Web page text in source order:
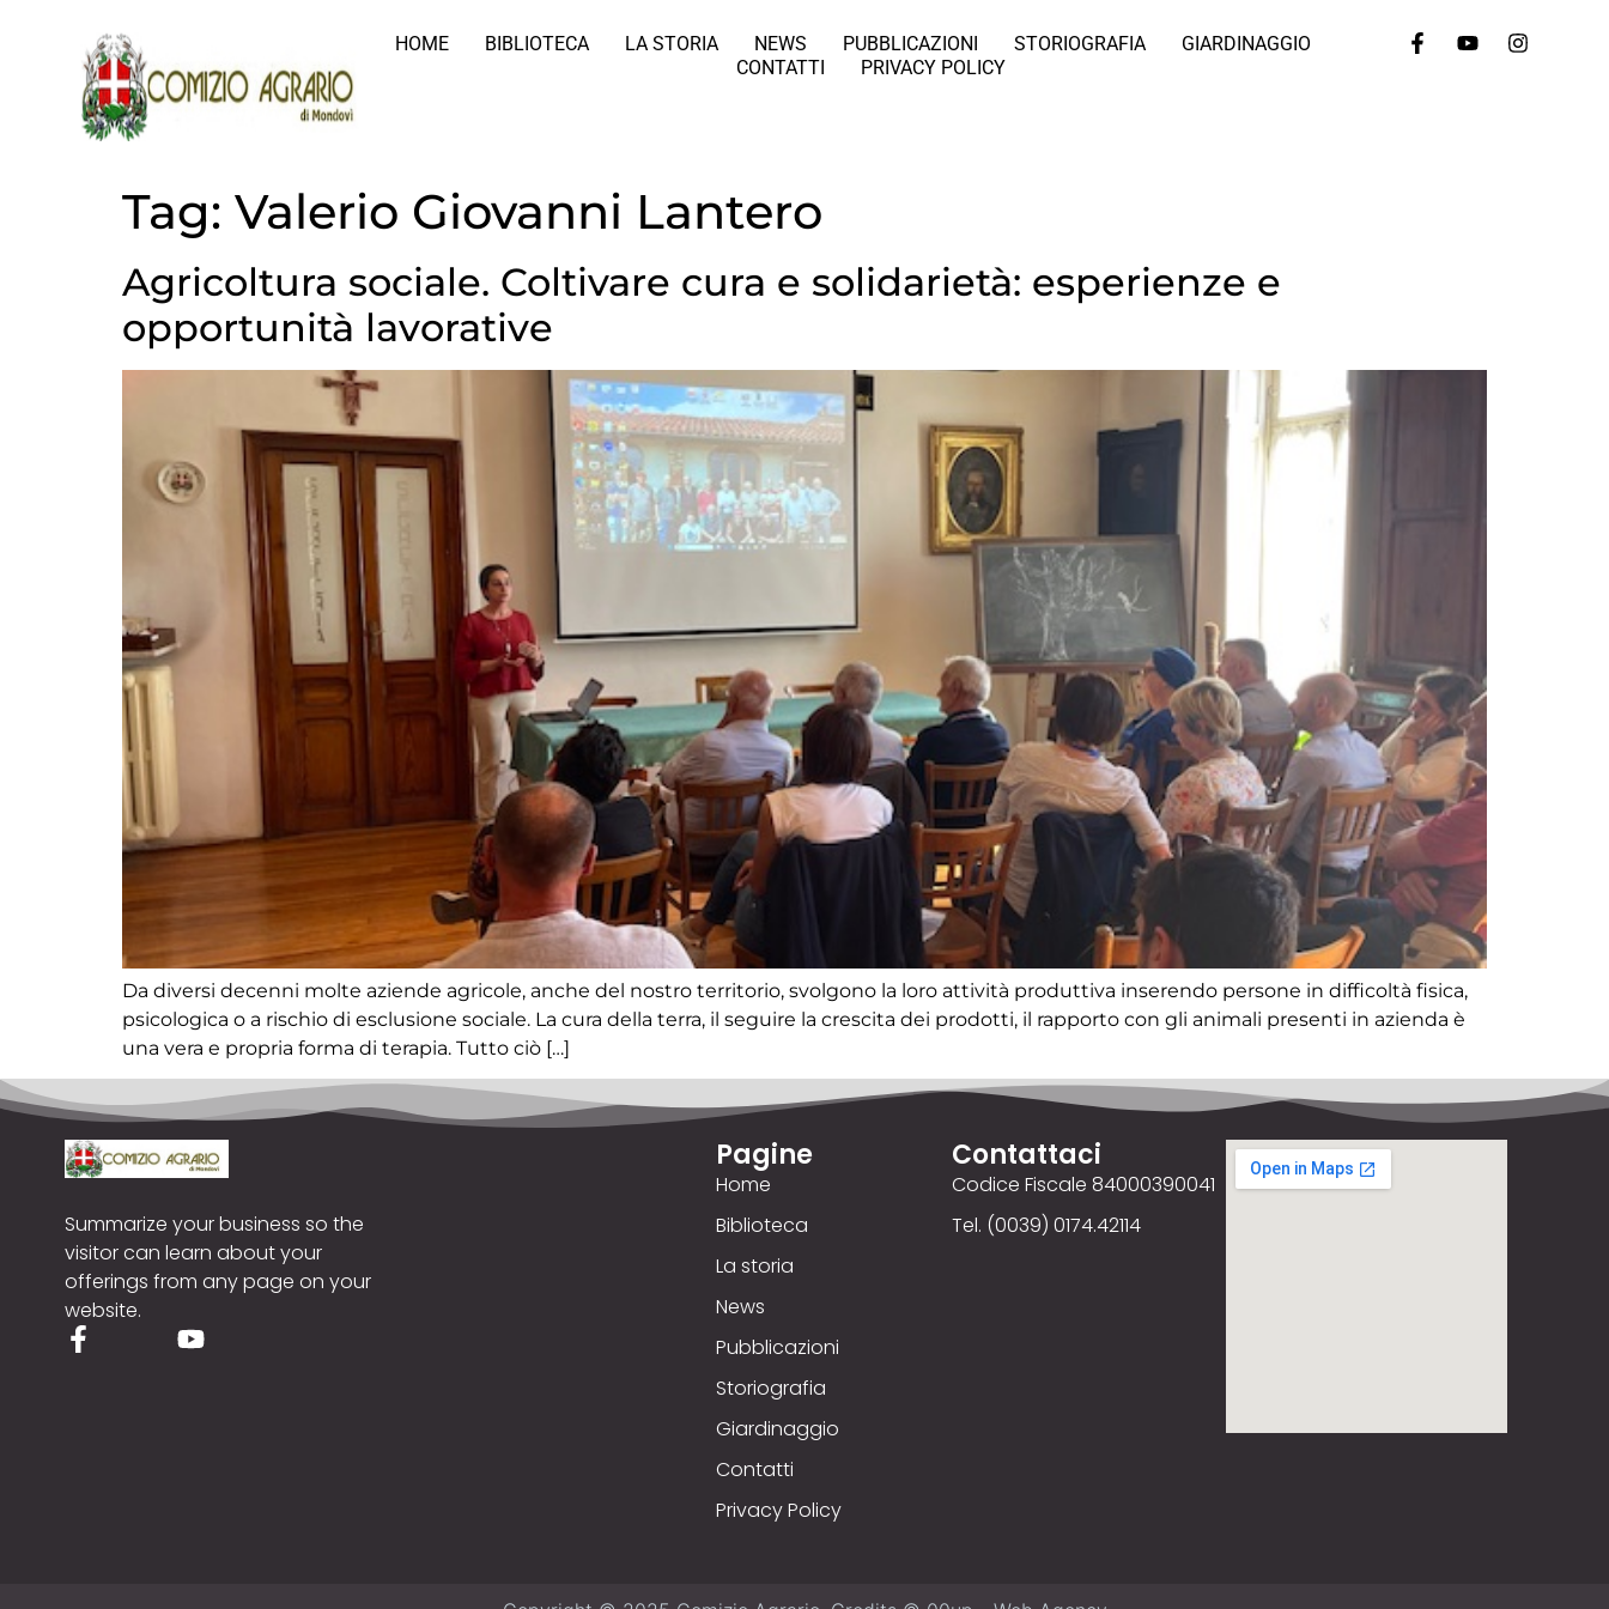
HOME BIBLIOTECA LA STORIA NEWS PUBBLICAZIONI STORIOGRAFIA
GIARDINAGGIO
CONTATTI
PRIVACY POLICY
Tag: Valerio Giovanni Lantero
Agricoltura sociale. Coltivare cura e solidarietà: esperienze e
opportunità lavorative
Da diversi decenni molte aziende agricole, anche del nostro territorio, svolgono la loro attività produttiva inserendo persone in difficoltà fisica,
psicologica o a rischio di esclusione sociale. La cura della terra, il seguire la crescita dei prodotti, il rapporto con gli animali presenti in azienda è
una vera e propria forma di terapia. Tutto ciò […]
Summarize your business so the
visitor can learn about your
offerings from any page on your
website.
Pagine
Home
Biblioteca
La storia
News
Pubblicazioni
Storiografia
Giardinaggio
Contatti
Privacy Policy
Contattaci
Codice Fiscale 84000390041
Tel. (0039) 0174.42114